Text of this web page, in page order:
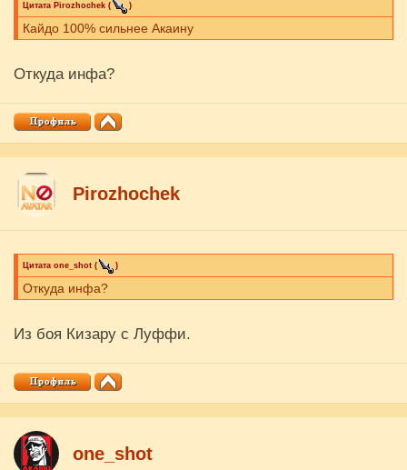
Цитата Pirozhochek ( )
Кайдо 100% сильнее Акаину
Откуда инфа?
Pirozhochek
Цитата one_shot ( )
Откуда инфа?
Из боя Кизару с Луффи.
one_shot